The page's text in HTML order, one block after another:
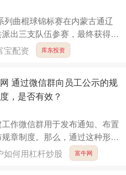
列曲棍球锦标赛在内蒙古通辽
出三支队伍参赛，最终获得体
军、女子冠军，U12组第四名
宝配资 库东投资
通过微信群向员工公示的规
，是否有效？
作微信群用于发布通知、布置
章制度。那么，通过这种形式
近日，江门市新会区人民法
如何用杠杆炒股 富牛网